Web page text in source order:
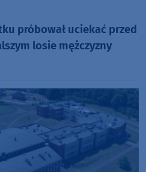
próbował uciekać przed
losie mężczyzny